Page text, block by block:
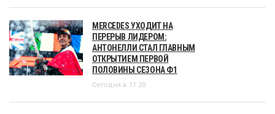
MERCEDES УХОДИТ НА
ПЕРЕРЫВ ЛИДЕРОМ:
АНТОНЕЛЛИ СТАЛ ГЛАВНЫМ
ОТКРЫТИЕМ ПЕРВОЙ
ПОЛОВИНЫ СЕЗОНА Ф1
Сегодня в 11:20